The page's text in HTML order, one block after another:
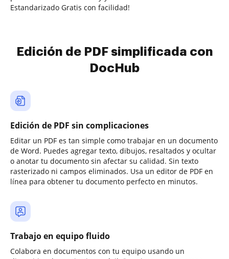
Estandarizado Gratis con facilidad!
Edición de PDF simplificada con
DocHub
Edición de PDF sin complicaciones
Editar un PDF es tan simple como trabajar en un documento
de Word. Puedes agregar texto, dibujos, resaltados y ocultar
o anotar tu documento sin afectar su calidad. Sin texto
rasterizado ni campos eliminados. Usa un editor de PDF en
línea para obtener tu documento perfecto en minutos.
Trabajo en equipo fluido
Colabora en documentos con tu equipo usando un